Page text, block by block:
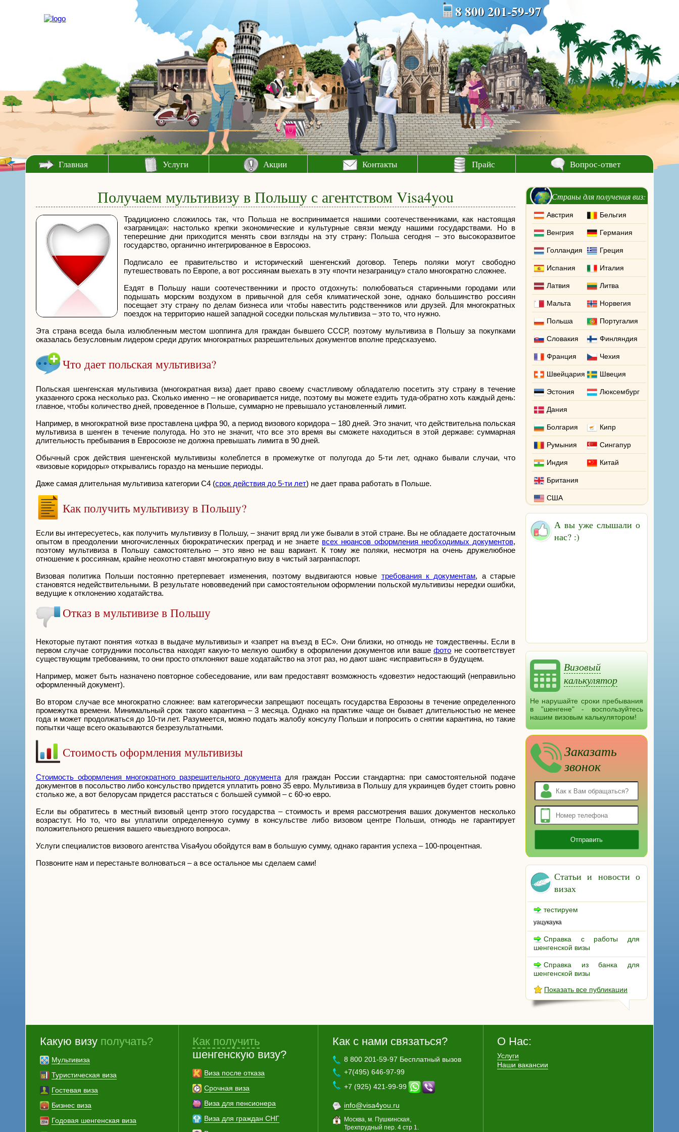
8 800 201-59-97
Главная Услуги Акции Контакты Прайс Вопрос-ответ
Страны для получения виз:
Австрия Бельгия
Венгрия Германия
Голландия Греция
Испания Италия
Латвия Литва
Мальта Норвегия
Польша Португалия
Словакия Финляндия
Франция Чехия
Швейцария Швеция
Эстония Люксембург
Дания
Болгария Кипр
Румыния Сингапур
Индия Китай
Британия
США
А вы уже слышали о
нас? :)
Визовый
калькулятор
Не нарушайте сроки пребывания
в "шенгене" - воспользуйтесь
нашим визовым калькулятором!
Заказать
звонок
Статьи и новости о
визах
тестируем
уацукаука
Справка с работы для
шенгенской визы
Справка из банка для
шенгенской визы
Показать все публикации
Получаем мультивизу в Польшу с агентством Visa4you
Традиционно сложилось так, что Польша не воспринимается нашими соотечественниками, как настоящая
«заграница»: настолько крепки экономические и культурные связи между нашими государствами. Но в
теперешние дни приходится менять свои взгляды на эту страну: Польша сегодня – это высокоразвитое
государство, органично интегрированное в Евросоюз.
Подписало ее правительство и исторический шенгенский договор. Теперь поляки могут свободно
путешествовать по Европе, а вот россиянам выехать в эту «почти незаграницу» стало многократно сложнее.
Ездят в Польшу наши соотечественники и просто отдохнуть: полюбоваться старинными городами или
подышать морским воздухом в привычной для себя климатической зоне, однако большинство россиян
посещает эту страну по делам бизнеса или чтобы навестить родственников или друзей. Для многократных
поездок на территорию нашей западной соседки польская мультивиза – это то, что нужно.
Эта страна всегда была излюбленным местом шоппинга для граждан бывшего СССР, поэтому мультивиза в Польшу за покупками
оказалась безусловным лидером среди других многократных разрешительных документов вполне предсказуемо.
Что дает польская мультивиза?
Польская шенгенская мультивиза (многократная виза) дает право своему счастливому обладателю посетить эту страну в течение
указанного срока несколько раз. Сколько именно – не оговаривается нигде, поэтому вы можете ездить туда-обратно хоть каждый день:
главное, чтобы количество дней, проведенное в Польше, суммарно не превышало установленный лимит.
Например, в многократной визе проставлена цифра 90, а период визового коридора – 180 дней. Это значит, что действительна польская
мультивиза в шенген в течение полугода. Но это не значит, что все это время вы сможете находиться в этой державе: суммарная
длительность пребывания в Евросоюзе не должна превышать лимита в 90 дней.
Обычный срок действия шенгенской мультивизы колеблется в промежутке от полугода до 5-ти лет, однако бывали случаи, что
«визовые коридоры» открывались гораздо на меньшие периоды.
Даже самая длительная мультивиза категории С4 (срок действия до 5-ти лет) не дает права работать в Польше.
Как получить мультивизу в Польшу?
Если вы интересуетесь, как получить мультивизу в Польшу, – значит вряд ли уже бывали в этой стране. Вы не обладаете достаточным
опытом в преодолении многочисленных бюрократических преград и не знаете всех нюансов оформления необходимых документов,
поэтому мультивиза в Польшу самостоятельно – это явно не ваш вариант. К тому же поляки, несмотря на очень дружелюбное
отношение к россиянам, крайне неохотно ставят многократную визу в чистый загранпаспорт.
Визовая политика Польши постоянно претерпевает изменения, поэтому выдвигаются новые требования к документам, а старые
становятся недействительными. В результате нововведений при самостоятельном оформлении польской мультивизы нередки ошибки,
ведущие к отклонению ходатайства.
Отказ в мультивизе в Польшу
Некоторые путают понятия «отказ в выдаче мультивизы» и «запрет на въезд в ЕС». Они близки, но отнюдь не тождественны. Если в
первом случае сотрудники посольства находят какую-то мелкую ошибку в оформлении документов или вашефото не соответствует
существующим требованиям, то они просто отклоняют ваше ходатайство на этот раз, но дают шанс «исправиться» в будущем.
Например, может быть назначено повторное собеседование, или вам предоставят возможность «довезти» недостающий (неправильно
оформленный документ).
Во втором случае все многократно сложнее: вам категорически запрещают посещать государства Еврозоны в течение определенного
промежутка времени. Минимальный срок такого карантина – 3 месяца. Однако на практике чаще он бывает длительностью не менее
года и может продолжаться до 10-ти лет. Разумеется, можно подать жалобу консулу Польши и попросить о снятии карантина, но такие
попытки чаще всего оказываются безрезультатными.
Стоимость оформления мультивизы
Стоимость оформления многократного разрешительного документа для граждан России стандартна: при самостоятельной подаче
документов в посольство либо консульство придется уплатить ровно 35 евро. Мультивиза в Польшу для украинцев будет стоить ровно
столько же, а вот белорусам придется расстаться с большей суммой – с 60-ю евро.
Если вы обратитесь в местный визовый центр этого государства – стоимость и время рассмотрения ваших документов несколько
возрастут. Но то, что вы уплатили определенную сумму в консульстве либо визовом центре Польши, отнюдь не гарантирует
положительного решения вашего «выездного вопроса».
Услуги специалистов визового агентства Visa4you обойдутся вам в большую сумму, однако гарантия успеха – 100-процентная.
Позвоните нам и перестаньте волноваться – а все остальное мы сделаем сами!
Какую визу получать?
Мультивиза
Туристическая виза
Гостевая виза
Бизнес виза
Годовая шенгенская виза
Как получить
шенгенскую визу?
Виза после отказа
Срочная виза
Виза для пенсионера
Виза для граждан СНГ
Как с нами связаться?
8 800 201-59-97 Бесплатный вызов
+7(495) 646-97-99
+7 (925) 421-99-99
info@visa4you.ru
Москва, м. Пушкинская,
Трехпрудный пер. 4 стр 1.
О Нас:
Услуги
Наши вакансии